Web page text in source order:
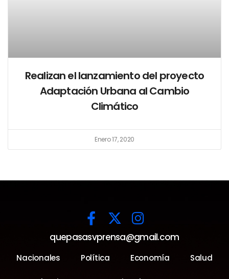
Realizan el lanzamiento del proyecto
Adaptación Urbana al Cambio
Climático
Enero 17, 2020
quepasasvprensa@gmail.com
Nacionales Política Economía Salud